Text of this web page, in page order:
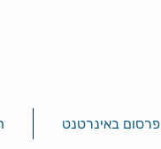
פרסום באינרטנט